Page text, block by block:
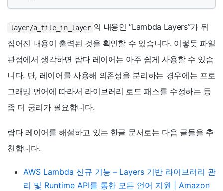
layer/a_file_in_layer 의 내용인 “Lambda Layers”가 뒤
집어진 내용이 출력된 것을 확인할 수 있습니다. 이렇듯 파일
관점에서 생각하면 람다 레이어는 아주 쉽게 사용할 수 있습
니다. 단, 레이어를 사용해 의존성을 분리하는 경우에는 프로
그래밍 언어에 따라서 라이브러리 로드 패스를 수정하는 등
좀 더 궁리가 필요합니다.
람다 레이어를 해설하고 있는 한글 문서로는 다음 글들을 추
천합니다.
AWS Lambda 신규 기능 – Layers 기반 라이브러리 관
리 및 Runtime API를 통한 모든 언어 지원 | Amazon